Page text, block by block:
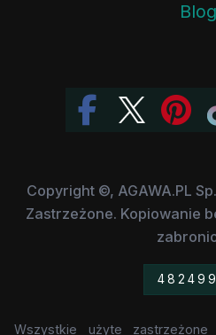
Blog
Copyright ©, AGAWA.PL
Zastrzeżone. Kopiowanie
Wszystkie użyte